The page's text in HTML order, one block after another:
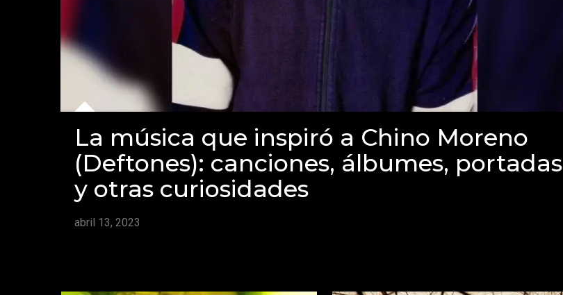
La música que inspiró a Chino Moreno
(Deftones): canciones, álbumes, portadas
y otras curiosidades
abril 13, 2023